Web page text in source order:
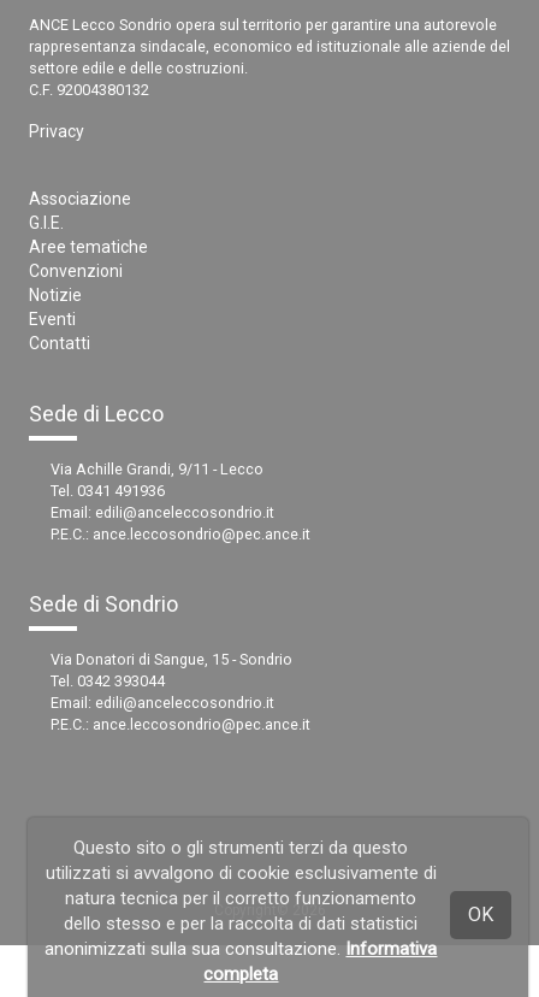
ANCE Lecco Sondrio opera sul territorio per garantire una autorevole
rappresentanza sindacale, economico ed istituzionale alle aziende del
settore edile e delle costruzioni.
C.F. 92004380132
Privacy
Associazione
G.I.E.
Aree tematiche
Convenzioni
Notizie
Eventi
Contatti
Sede di Lecco
Via Achille Grandi, 9/11 - Lecco
Tel. 0341 491936
Email: edili@anceleccosondrio.it
P.E.C.: ance.leccosondrio@pec.ance.it
Sede di Sondrio
Via Donatori di Sangue, 15 - Sondrio
Tel. 0342 393044
Email: edili@anceleccosondrio.it
P.E.C.: ance.leccosondrio@pec.ance.it
Questo sito o gli strumenti terzi da questo
utilizzati si avvalgono di cookie esclusivamente di
natura tecnica per il corretto funzionamento
dello stesso e per la raccolta di dati statistici
anonimizzati sulla sua consultazione. Informativa
completa
OK